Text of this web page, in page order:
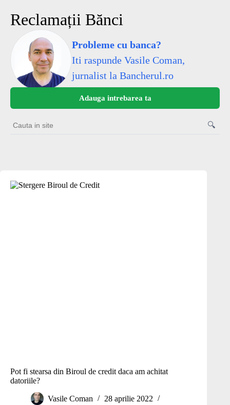
conținut
Reclamații Bănci
Probleme cu banca?
Iti raspunde Vasile Coman,
jurnalist la Bancherul.ro
Adauga intrebarea ta
Cauta
🔍
Pot fi stearsa din Biroul de credit daca am achitat
datoriile?
Vasile Coman
28 aprilie 2022